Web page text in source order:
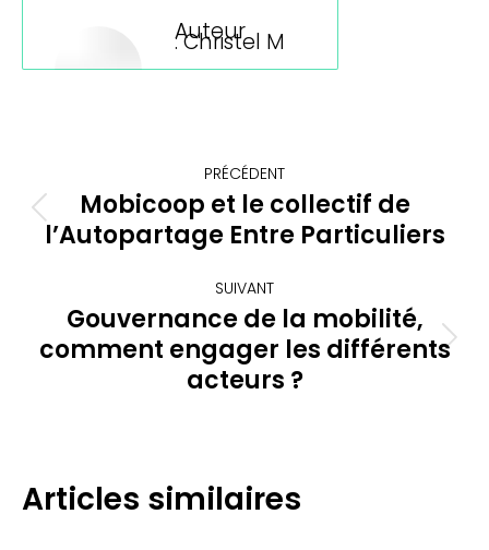
Auteur
:Christel M
Navigation
article PRÉCÉDENT
Article
précédent
Mobicoop et le collectif de
l’Autopartage Entre Particuliers
SUIVANT
Article
suivant
Gouvernance de la mobilité,
comment engager les différents
acteurs ?
Articles similaires